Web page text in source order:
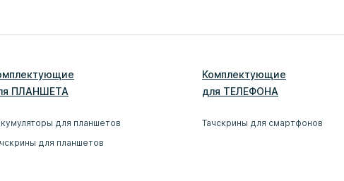
ПЛАНШЕТА
для планшетов
для планшетов
Комплектующие
для ТЕЛЕФОНА
Тачскрины для смартфонов